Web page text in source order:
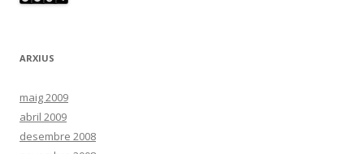
ARXIUS
maig 2009
abril 2009
desembre 2008